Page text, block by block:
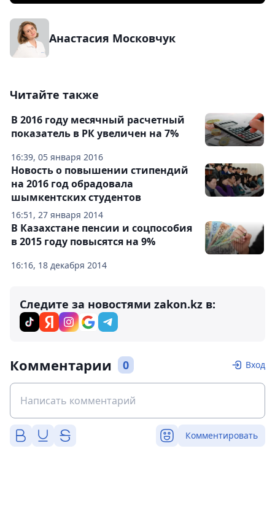
Анастасия Московчук
Читайте также
16:39, 05 января 2016
В 2016 году месячный расчетный
показатель в РК увеличен на 7%
16:51, 27 января 2014
Новость о повышении стипендий
на 2016 год обрадовала
шымкентских студентов
16:16, 18 декабря 2014
В Казахстане пенсии и соцпособия
в 2015 году повысятся на 9%
Следите за новостями zakon.kz в:
Комментарии 0 Вход
Комментировать